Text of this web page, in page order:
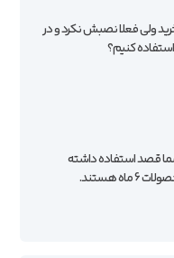
ولی فعلا نصبش نکرد و در
کنیم؟
قصد استفاده داشته
هستند.